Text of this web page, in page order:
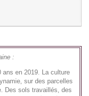
:
ans en 2019. La culture
sur des parcelles
Des sols travaillés, des